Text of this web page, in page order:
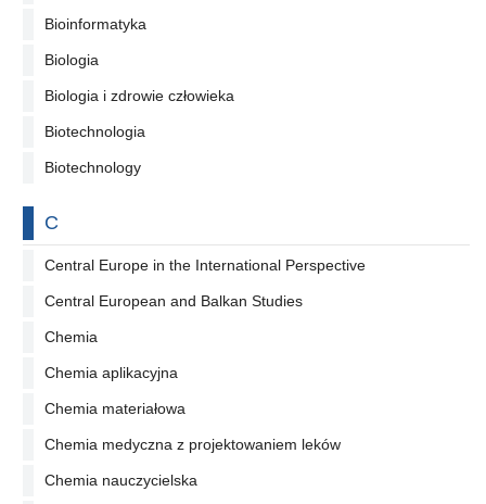
Bioinformatyka
Biologia
Biologia i zdrowie człowieka
Biotechnologia
Biotechnology
Na literę
C
Central Europe in the International Perspective
Central European and Balkan Studies
Chemia
Chemia aplikacyjna
Chemia materiałowa
Chemia medyczna z projektowaniem leków
Chemia nauczycielska